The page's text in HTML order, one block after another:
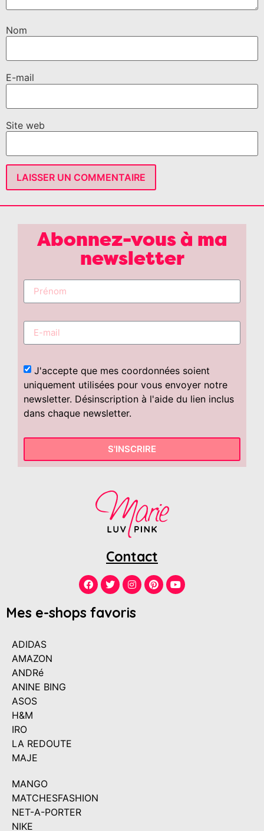
Nom
E-mail
Site web
Abonnez-vous à ma
newsletter
J'accepte que mes coordonnées soient
uniquement utilisées pour vous envoyer notre
newsletter. Désinscription à l'aide du lien inclus
dans chaque newsletter.
S'INSCRIRE
Contact
Mes e-shops favoris
ADIDAS
AMAZON
ANDRé
ANINE BING
ASOS
H&M
IRO
LA REDOUTE
MAJE
MANGO
MATCHESFASHION
NET-A-PORTER
NIKE